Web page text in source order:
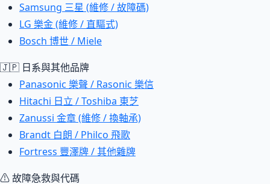
Samsung 三星 (維修 / 故障碼)
LG 樂金 (維修 / 直驅式)
Bosch 博世 / Miele
🇯🇵 日系與其他品牌
Panasonic 樂聲 / Rasonic 樂信
Hitachi 日立 / Toshiba 東芝
Zanussi 金章 (維修 / 換軸承)
Brandt 白朗 / Philco 飛歌
Fortress 豐澤牌 / 其他雜牌
⚠ 故障急救與代碼